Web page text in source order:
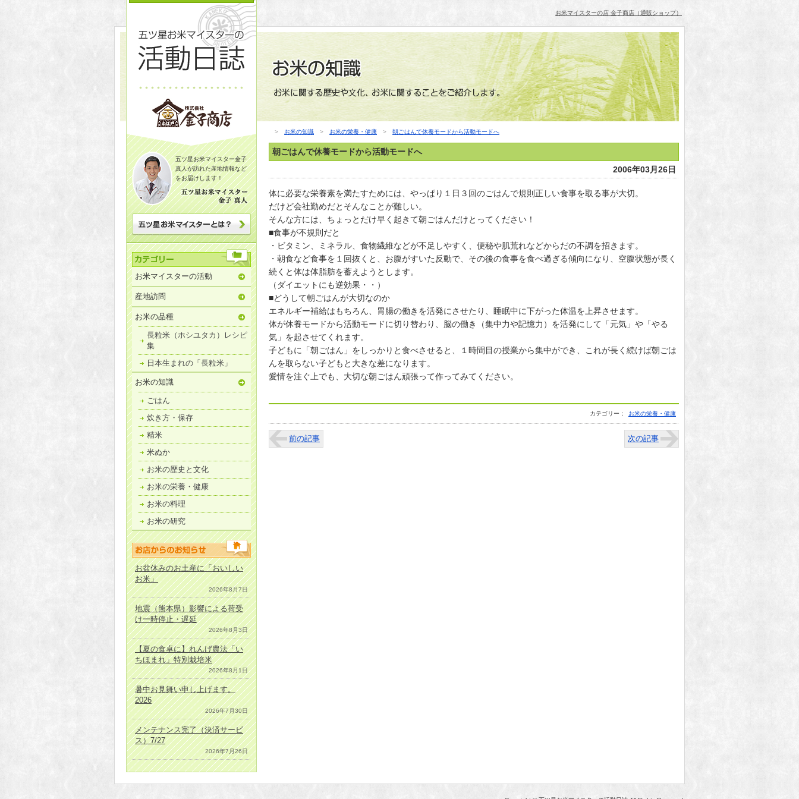
五ツ星お米マイスター金子
真人が訪れた産地情報など
をお届けします！
お米マイスターの店 金子商店（通販ショップ）
お米マイスターの活動
産地訪問
お米の品種
長粒米（ホシユタカ）レシピ
集
日本生まれの「長粒米」
お米の知識
ごはん
炊き方・保存
精米
米ぬか
お米の歴史と文化
お米の栄養・健康
お米の料理
お米の研究
お盆休みのお土産に「おいしい
お米」
2026年8月7日
地震（熊本県）影響による荷受
け一時停止・遅延
2026年8月3日
【夏の食卓に】れんげ農法「い
ちほまれ」特別栽培米
2026年8月1日
暑中お見舞い申し上げます。
2026
2026年7月30日
メンテナンス完了（決済サービ
ス）7/27
2026年7月26日
> お米の知識 > お米の栄養・健康 > 朝ごはんで休養モードから活動モードへ
朝ごはんで休養モードから活動モードへ
2006年03月26日
体に必要な栄養素を満たすためには、やっぱり１日３回のごはんで規則正しい食事を取る事が大切。
だけど会社勤めだとそんなことが難しい。
そんな方には、ちょっとだけ早く起きて朝ごはんだけとってください！
■食事が不規則だと
・ビタミン、ミネラル、食物繊維などが不足しやすく、便秘や肌荒れなどからだの不調を招きます。
・朝食など食事を１回抜くと、お腹がすいた反動で、その後の食事を食べ過ぎる傾向になり、空腹状態が長く
続くと体は体脂肪を蓄えようとします。
（ダイエットにも逆効果・・）
■どうして朝ごはんが大切なのか
エネルギー補給はもちろん、胃腸の働きを活発にさせたり、睡眠中に下がった体温を上昇させます。
体が休養モードから活動モードに切り替わり、脳の働き（集中力や記憶力）を活発にして「元気」や「やる
気」を起させてくれます。
子どもに「朝ごはん」をしっかりと食べさせると、１時間目の授業から集中ができ、これが長く続けば朝ごは
んを取らない子どもと大きな差になります。
愛情を注ぐ上でも、大切な朝ごはん頑張って作ってみてください。
カテゴリー： お米の栄養・健康
前の記事 次の記事